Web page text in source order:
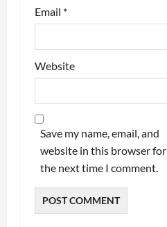
Email *
Website
Save my name, email, and
website in this browser for
the next time I comment.